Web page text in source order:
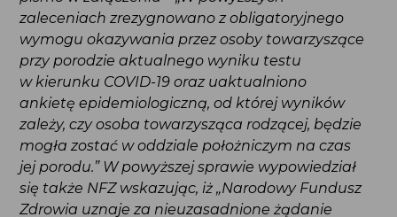
aktualnego wyniku testu w kierunku COVID-
19 oraz uaktualniono ankietę epidemiologiczną,
od której wyników zależy, czy osoba
towarzysząca rodzącej, będzie mogła zostać
w oddziale położniczym na czas jej porodu.”
W powyższej sprawie wypowiedział się także NFZ
wskazując, iż „Narodowy Fundusz Zdrowia uznaje
za nieuzasadnione żądanie świadczeniodawców
wykonania testu PCR w kierunku COVID-
19 przez osoby towarzyszące.” (źródło: